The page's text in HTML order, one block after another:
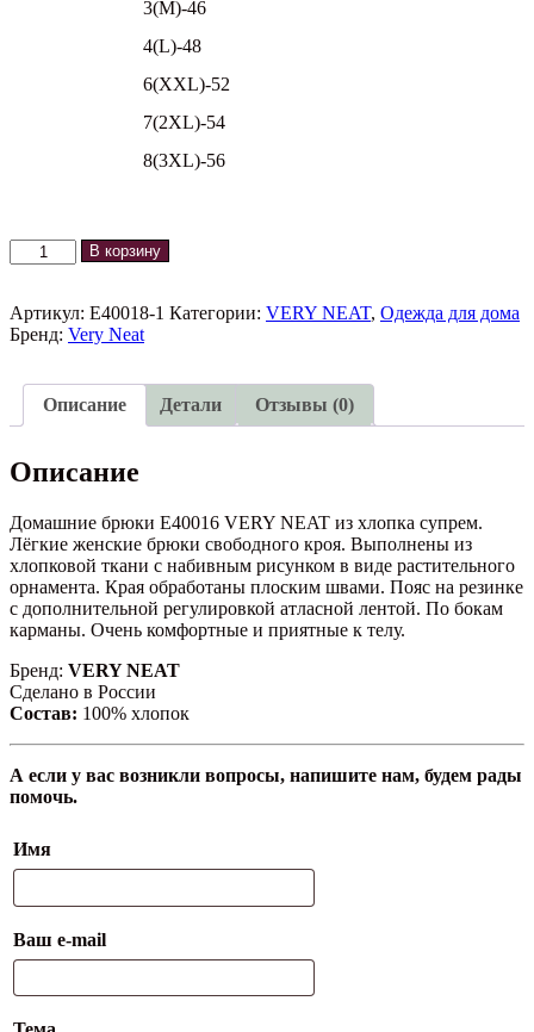
3(M)-46
4(L)-48
6(XXL)-52
7(2XL)-54
8(3XL)-56
Количество
товара
брюки
E40016
В корзину
Артикул: E40018-1 Категории: VERY NEAT, Одежда для дома
Бренд: Very Neat
Описание Детали Отзывы (0)
Описание
Домашние брюки E40016 VERY NEAT из хлопка супрем.
Лёгкие женские брюки свободного кроя. Выполнены из
хлопковой ткани с набивным рисунком в виде растительного
орнамента. Края обработаны плоским швами. Пояс на резинке
с дополнительной регулировкой атласной лентой. По бокам
карманы. Очень комфортные и приятные к телу.
Бренд: VERY NEAT
Сделано в России
Состав: 100% хлопок
А если у вас возникли вопросы, напишите нам, будем рады
помочь.
Имя
Ваш e-mail